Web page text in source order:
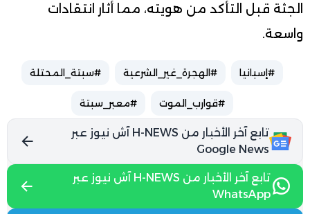
الجثة قبل التأكد من هويته، مما أثار انتقادات
واسعة.
#إسبانيا #الهجرة_غير_الشرعية #سبتة_المحتلة
#قوارب_الموت #معبر_سبتة
تابع آخر الأخبار من H-NEWS آش نيوز عبر
Google News
تابع آخر الأخبار من H-NEWS آش نيوز عبر
WhatsApp